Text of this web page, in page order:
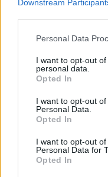
Downstream
Please note that this
not limited to your visit
grant or deny consent
use your data for
consent section.
Personal Data
I want to opt-out
personal data.
Opted In
I want to opt-out
Personal Data.
Opted In
I want to opt-out
Personal Data for
Opted In
alege orice pentru
modei. Expresia
majoritatea
conventionala,
propriile instincte,
poarta
Desi poate sa nu
nu este o femeie
O individualista te